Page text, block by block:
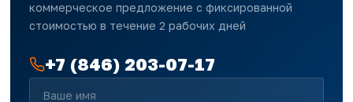
коммерческое предложение с фиксированной
стоимостью в течение 2 рабочих дней
+7 (846) 203-07-17